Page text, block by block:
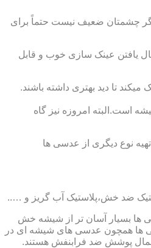
چشمتان ضعیف نیست حتماً برای
یافتن عینک سازی خوب و قابل
تا دید بهتری داشته باشند.
استفاده شد شیشه است.البته امروزه نیز گاه
نوع دیگری از عدسی ها
ها بسیار آسان تر از شیشه خش
ها همچون عدسی های شیشه ای در
پوشش ضد فرابنفش هستند.